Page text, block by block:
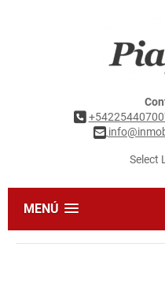
Select
MENÚ